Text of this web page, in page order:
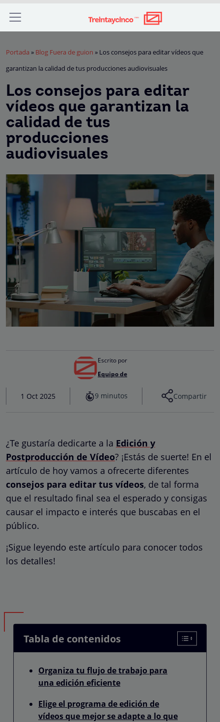
Portada » Blog Fuera de guion » Los consejos para editar vídeos que
garantizan la calidad de tus producciones audiovisuales
Los consejos para editar
vídeos que garantizan la
calidad de tus
producciones
audiovisuales
Escrito por
Equipo de
1 Oct 2025 9 minutos Compartir
¿Te gustaría dedicarte a la Edición y
Postproducción de Vídeo? ¡Estás de suerte! En el
artículo de hoy vamos a ofrecerte diferentes
consejos para editar tus vídeos, de tal forma
que el resultado final sea el esperado y consigas
causar el impacto e interés que buscabas en el
público.
¡Sigue leyendo este artículo para conocer todos
los detalles!
Tabla de contenidos
Organiza tu flujo de trabajo para
una edición eficiente
Elige el programa de edición de
vídeos que mejor se adapte a lo que